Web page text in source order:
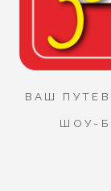
ВАШ
ШОУ-